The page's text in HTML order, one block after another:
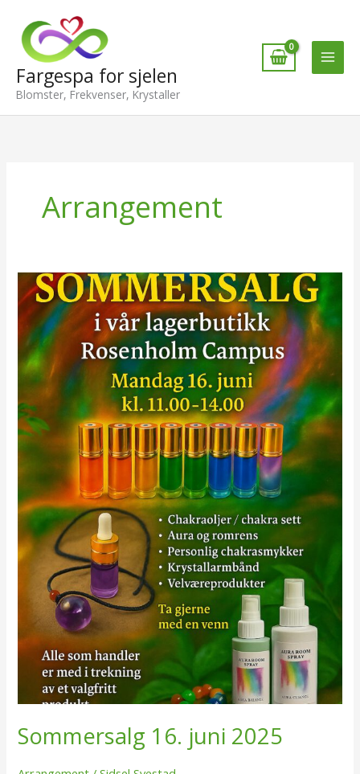
innholdet
Fargespa for sjelen
Blomster, Frekvenser, Krystaller
Arrangement
Sommersalg 16. juni 2025
Sommersalg
16.
juni
2025